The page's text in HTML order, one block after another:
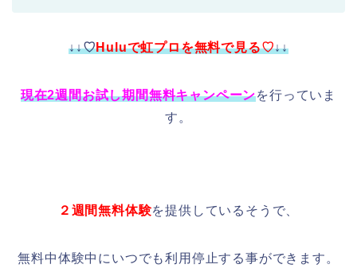
↓↓♡Huluで虹プロを無料で見る♡↓↓
現在2週間お試し期間無料キャンペーンを行っていま
す。
２週間無料体験を提供しているそうで、
無料中体験中にいつでも利用停止する事ができます。